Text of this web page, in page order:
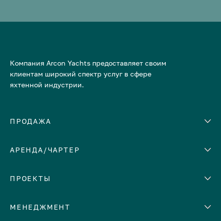
Компания Arcon Yachts предоставляет своим
клиентам широкий спектр услуг в сфере
яхтенной индустрии.
ПРОДАЖА
Количество кают
АРЕНДА/ЧАРТЕР
ЕВРОПА
Греция
ПРОЕКТЫ
МЕНЕДЖМЕНТ